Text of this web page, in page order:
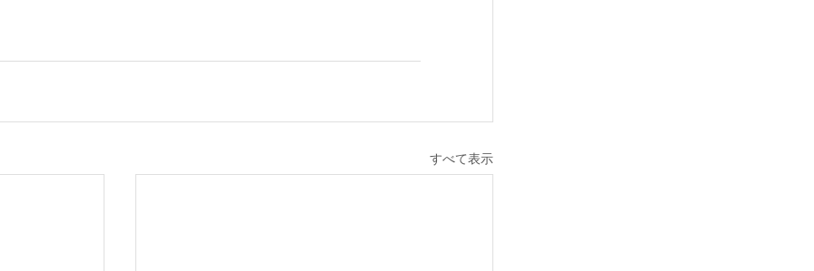
すべて表示